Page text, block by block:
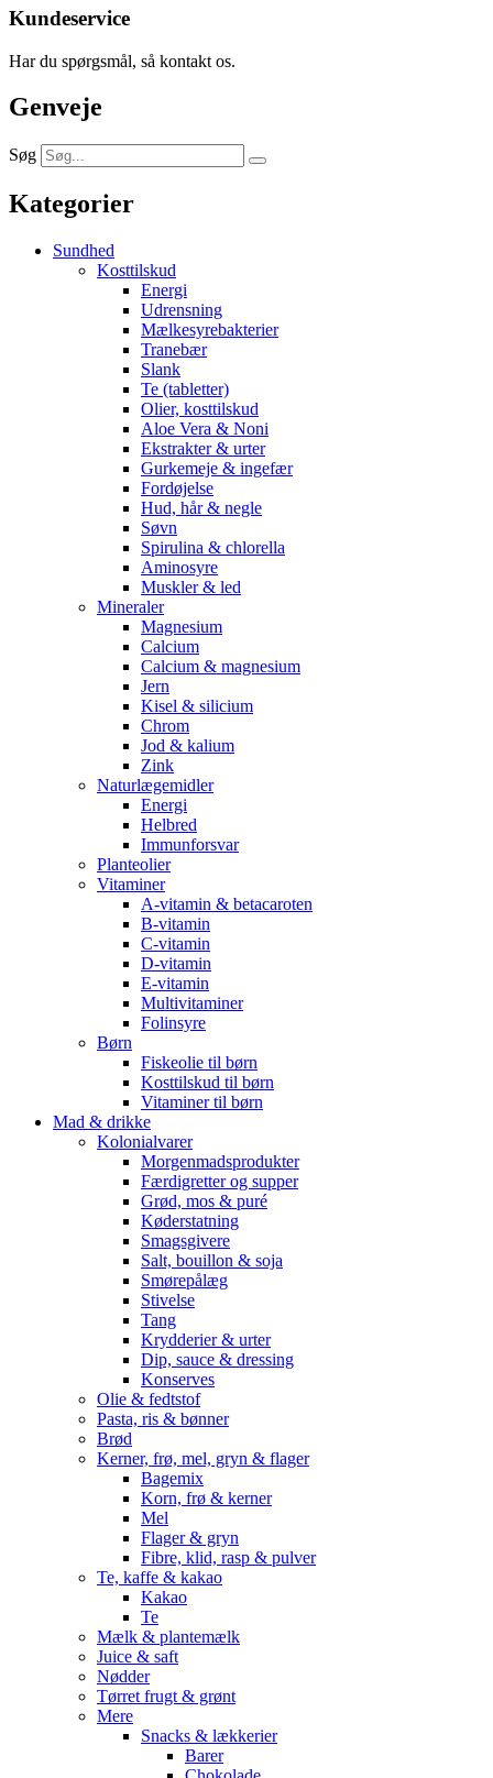
Kundeservice
Har du spørgsmål, så kontakt os.
Genveje
Søg
Kategorier
Sundhed
Kosttilskud
Energi
Udrensning
Mælkesyrebakterier
Tranebær
Slank
Te (tabletter)
Olier, kosttilskud
Aloe Vera & Noni
Ekstrakter & urter
Gurkemeje & ingefær
Fordøjelse
Hud, hår & negle
Søvn
Spirulina & chlorella
Aminosyre
Muskler & led
Mineraler
Magnesium
Calcium
Calcium & magnesium
Jern
Kisel & silicium
Chrom
Jod & kalium
Zink
Naturlægemidler
Energi
Helbred
Immunforsvar
Planteolier
Vitaminer
A-vitamin & betacaroten
B-vitamin
C-vitamin
D-vitamin
E-vitamin
Multivitaminer
Folinsyre
Børn
Fiskeolie til børn
Kosttilskud til børn
Vitaminer til børn
Mad & drikke
Kolonialvarer
Morgenmadsprodukter
Færdigretter og supper
Grød, mos & puré
Køderstatning
Smagsgivere
Salt, bouillon & soja
Smørepålæg
Stivelse
Tang
Krydderier & urter
Dip, sauce & dressing
Konserves
Olie & fedtstof
Pasta, ris & bønner
Brød
Kerner, frø, mel, gryn & flager
Bagemix
Korn, frø & kerner
Mel
Flager & gryn
Fibre, klid, rasp & pulver
Te, kaffe & kakao
Kakao
Te
Mælk & plantemælk
Juice & saft
Nødder
Tørret frugt & grønt
Mere
Snacks & lækkerier
Barer